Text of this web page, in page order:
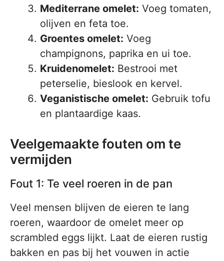
Mediterrane omelet: Voeg tomaten,
olijven en feta toe.
Groentes omelet: Voeg
champignons, paprika en ui toe.
Kruidenomelet: Bestrooi met
peterselie, bieslook en kervel.
Veganistische omelet: Gebruik tofu
en plantaardige kaas.
Veelgemaakte fouten om te
vermijden
Fout 1: Te veel roeren in de pan
Veel mensen blijven de eieren te lang
roeren, waardoor de omelet meer op
scrambled eggs lijkt. Laat de eieren rustig
bakken en pas bij het vouwen in actie